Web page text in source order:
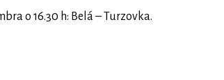
o 16.30 h: Belá – Turzovka.